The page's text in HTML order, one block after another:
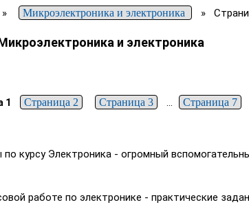
» Микроэлектроника и электроника »
и электроника
1 Страница 2 Страница 3 ... Страница 7
курсу Электроника - огромный
работе по электронике - практические